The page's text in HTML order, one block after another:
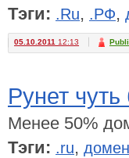
Тэги: .Ru, .РФ,
05.10.2011 12:13
Рунет
Менее 50%
Тэги: .ru, домен